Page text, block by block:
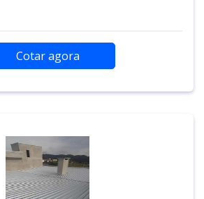
Cotar agora